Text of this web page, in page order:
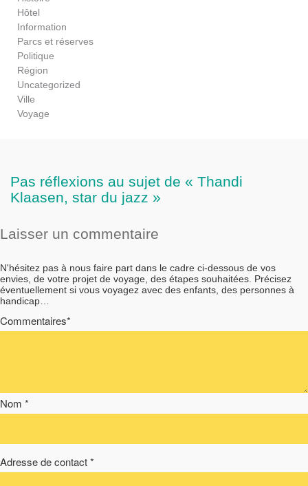
Hôtel
Information
Parcs et réserves
Politique
Région
Uncategorized
Ville
Voyage
Pas réflexions au sujet de « Thandi
Klaasen, star du jazz »
Laisser un commentaire
N'hésitez pas à nous faire part dans le cadre ci-dessous de vos
envies, de votre projet de voyage, des étapes souhaitées. Précisez
éventuellement si vous voyagez avec des enfants, des personnes à
handicap…
Commentaires*
Nom *
Adresse de contact *